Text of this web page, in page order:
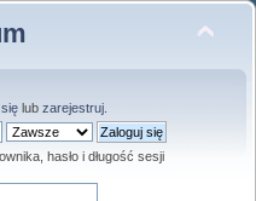
lub zarejestruj.
hasło i długość sesji